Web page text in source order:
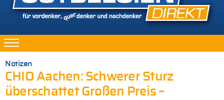
Notizen
CHIO Aachen: Schwerer Sturz
überschattet Großen Preis –